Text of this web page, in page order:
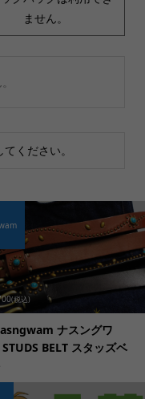
ません。
てください。
(税込)
ナスングワ
BELT スタッズベ